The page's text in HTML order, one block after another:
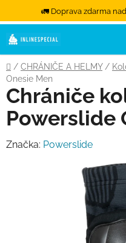
🚛 Doprava zdarma
Přejít na obsah
Domů
/ CHRÁNIČE A HELMY /
Onesie Men
Chrániče
Powerslide
Značka: Powerslide